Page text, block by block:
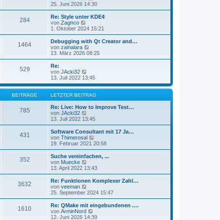
e
i
r
a
g
r
B
e
i
r
e
u
e
t
r
B
e
i
g
25. Juni 2026 14:30
284
Re: Style unter KDE4
von Zagnco
e
u
e
s
t
B
e
i
t
r
a
g
1. Oktober 2024 15:21
1464
Debugging with Qt Creator and…
von zainalara
e
u
t
r
B
e
i
r
g
13. März 2026 08:25
529
Re:
von JAcki32
e
u
e
s
t
e
B
e
i
t
r
13. Juli 2022 13:45
BEITRÄGE LETZTER BEITRAG
785
Re: Live: How to Improve Test…
von JAcki32
e
u
e
s
t
B
e
i
r
g
13. Juli 2022 13:45
431
Software Consultant mit 17 Ja…
von Thimerosal
e
u
e
t
r
B
e
i
r
19. Februar 2021 20:58
352
Suche vereinfachen, ...
von Muecke
e
u
e
t
r
B
e
13. April 2022 13:43
3632
Re: Funktionen Komplexer Zahl…
von veeman
e
u
e
s
t
25. September 2024 15:47
1610
Re: QMake mit eingebundenen .…
von ArminNord
e
12. Juni 2026 14:39